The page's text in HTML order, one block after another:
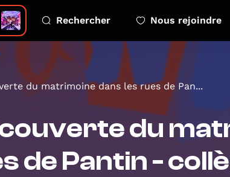
Rechercher Nous rejoindre
du matrimoine dans les rues de Pan...
du
de Pantin -